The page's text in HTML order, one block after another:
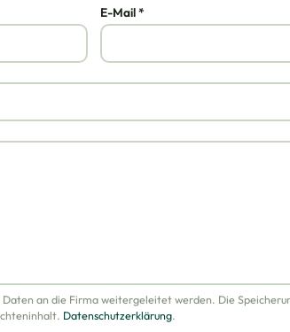
E-Mail *
an die Firma weitergeleitet werden. Die
Datenschutzerklärung.